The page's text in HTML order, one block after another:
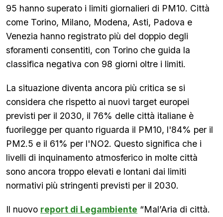
95 hanno superato i limiti giornalieri di PM10. Città
come Torino, Milano, Modena, Asti, Padova e
Venezia hanno registrato più del doppio degli
sforamenti consentiti, con Torino che guida la
classifica negativa con 98 giorni oltre i limiti.
La situazione diventa ancora più critica se si
considera che rispetto ai nuovi target europei
previsti per il 2030, il 76% delle città italiane è
fuorilegge per quanto riguarda il PM10, l'84% per il
PM2.5 e il 61% per l'NO2. Questo significa che i
livelli di inquinamento atmosferico in molte città
sono ancora troppo elevati e lontani dai limiti
normativi più stringenti previsti per il 2030.
Il nuovo report di Legambiente “Mal’Aria di città.